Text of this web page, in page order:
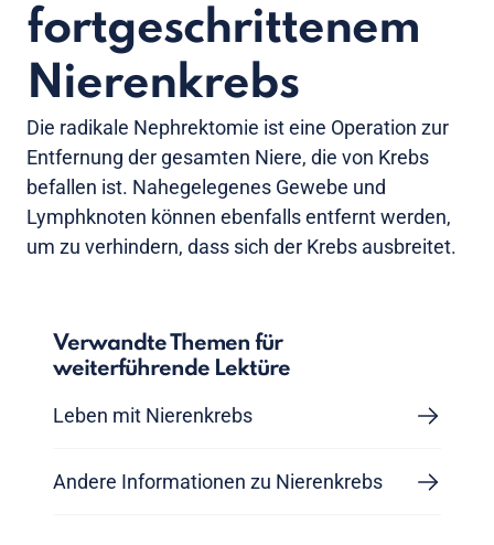
fortgeschrittenem
Nierenkrebs
Die radikale Nephrektomie ist eine Operation zur
Entfernung der gesamten Niere, die von Krebs
befallen ist. Nahegelegenes Gewebe und
Lymphknoten können ebenfalls entfernt werden,
um zu verhindern, dass sich der Krebs ausbreitet.
Verwandte Themen für
weiterführende Lektüre
Leben mit Nierenkrebs
Andere Informationen zu Nierenkrebs